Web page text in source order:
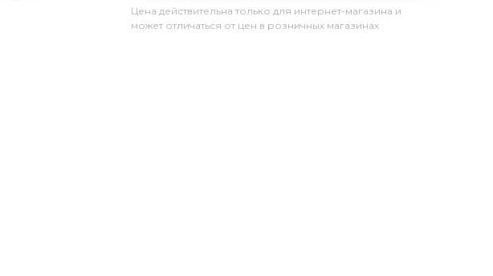
Цена действительна только для интернет-магазина и
может отличаться от цен в розничных магазинах